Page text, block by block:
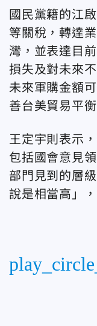
國民黨籍的江
等關稅，轉達
灣，並表達目
損失及對未來
未來軍購金額
善台美貿易平
王定宇則表示
包括國會意見
部門見到的層
說是相當高」